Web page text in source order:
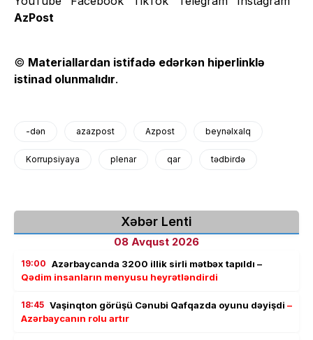
AzPost
© Materiallardan istifadə edərkən hiperlinklə
istinad olunmalıdır.
-dən azazpost Azpost beynəlxalq
Korrupsiyaya plenar qar tədbirdə
Xəbər Lenti
08 Avqust 2026
19:00 Azərbaycanda 3200 illik sirli mətbəx tapıldı –
Qədim insanların menyusu heyrətləndirdi
18:45 Vaşinqton görüşü Cənubi Qafqazda oyunu dəyişdi –
Azərbaycanın rolu artır